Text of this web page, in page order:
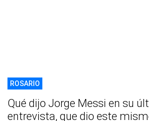
ROSARIO
Qué dijo Jorge Messi en su
entrevista, que dio este